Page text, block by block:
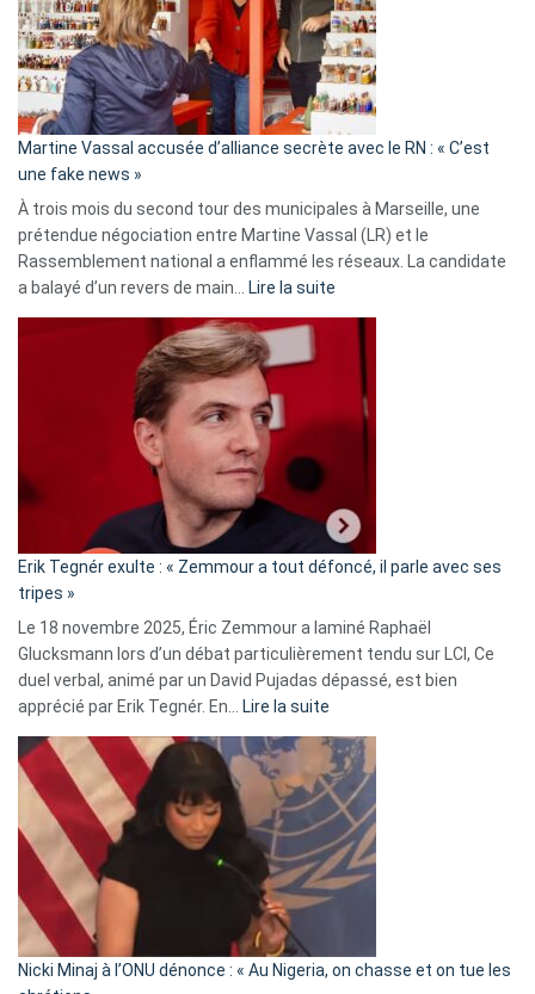
Algérie
Martine Vassal accusée d’alliance secrète avec le RN : « C’est
une fake news »
À trois mois du second tour des municipales à Marseille, une
prétendue négociation entre Martine Vassal (LR) et le
Rassemblement national a enflammé les réseaux. La candidate
a balayé d’un revers de main…
Lire la suite
d’alliance
secrète
«
C’est
fake
news
»
Erik Tegnér exulte : « Zemmour a tout défoncé, il parle avec ses
tripes »
Le 18 novembre 2025, Éric Zemmour a laminé Raphaël
Glucksmann lors d’un débat particulièrement tendu sur LCI, Ce
duel verbal, animé par un David Pujadas dépassé, est bien
apprécié par Erik Tegnér. En…
Lire la suite
Tegnér
exulte
« Zemmour
a
tout
parle
Nicki Minaj à l’ONU dénonce : « Au Nigeria, on chasse et on tue les